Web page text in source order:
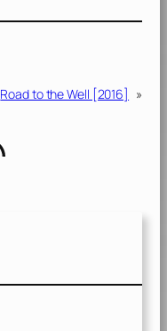
Road to the Well [2016] »